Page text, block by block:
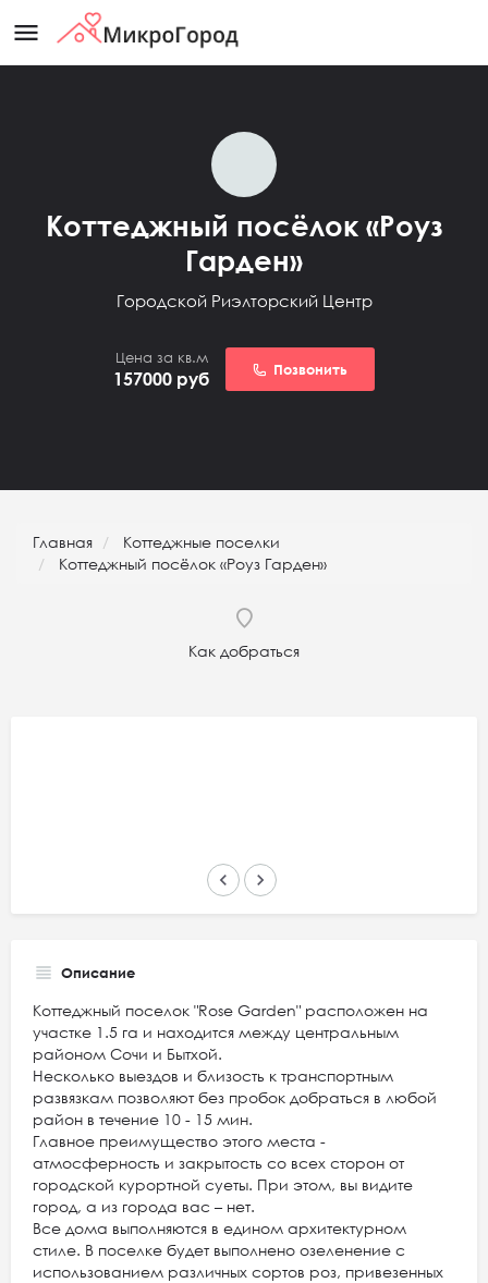
menu
Коттеджный посёлок «Роуз
Гарден»
Городской Риэлторский Центр
Цена за кв.м
157000 руб Позвонить
Главная
Коттеджные поселки
Коттеджный посёлок «Роуз Гарден»
Как добраться
keyboard_arrow_left keyboard_arrow_right
Описание
Коттеджный поселок "Rose Garden" расположен на
участке 1.5 га и находится между центральным
районом Сочи и Бытхой.
Несколько выездов и близость к транспортным
развязкам позволяют без пробок добраться в любой
район в течение 10 - 15 мин.
Главное преимущество этого места -
атмосферность и закрытость со всех сторон от
городской курортной суеты. При этом, вы видите
город, а из города вас – нет.
Все дома выполняются в едином архитектурном
стиле. В поселке будет выполнено озеленение с
использованием различных сортов роз, привезенных